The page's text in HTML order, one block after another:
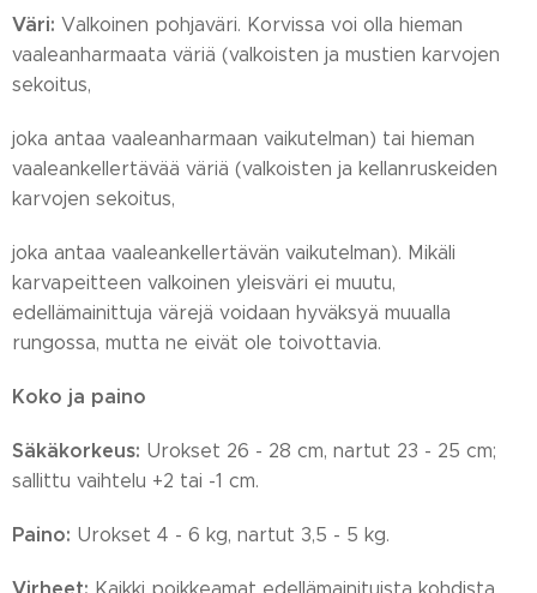
Väri: Valkoinen pohjaväri. Korvissa voi olla hieman
vaaleanharmaata väriä (valkoisten ja mustien karvojen
sekoitus,
joka antaa vaaleanharmaan vaikutelman) tai hieman
vaaleankellertävää väriä (valkoisten ja kellanruskeiden
karvojen sekoitus,
joka antaa vaaleankellertävän vaikutelman). Mikäli
karvapeitteen valkoinen yleisväri ei muutu,
edellämainittuja värejä voidaan hyväksyä muualla
rungossa, mutta ne eivät ole toivottavia.
Koko ja paino
Säkäkorkeus: Urokset 26 - 28 cm, nartut 23 - 25 cm;
sallittu vaihtelu +2 tai -1 cm.
Paino: Urokset 4 - 6 kg, nartut 3,5 - 5 kg.